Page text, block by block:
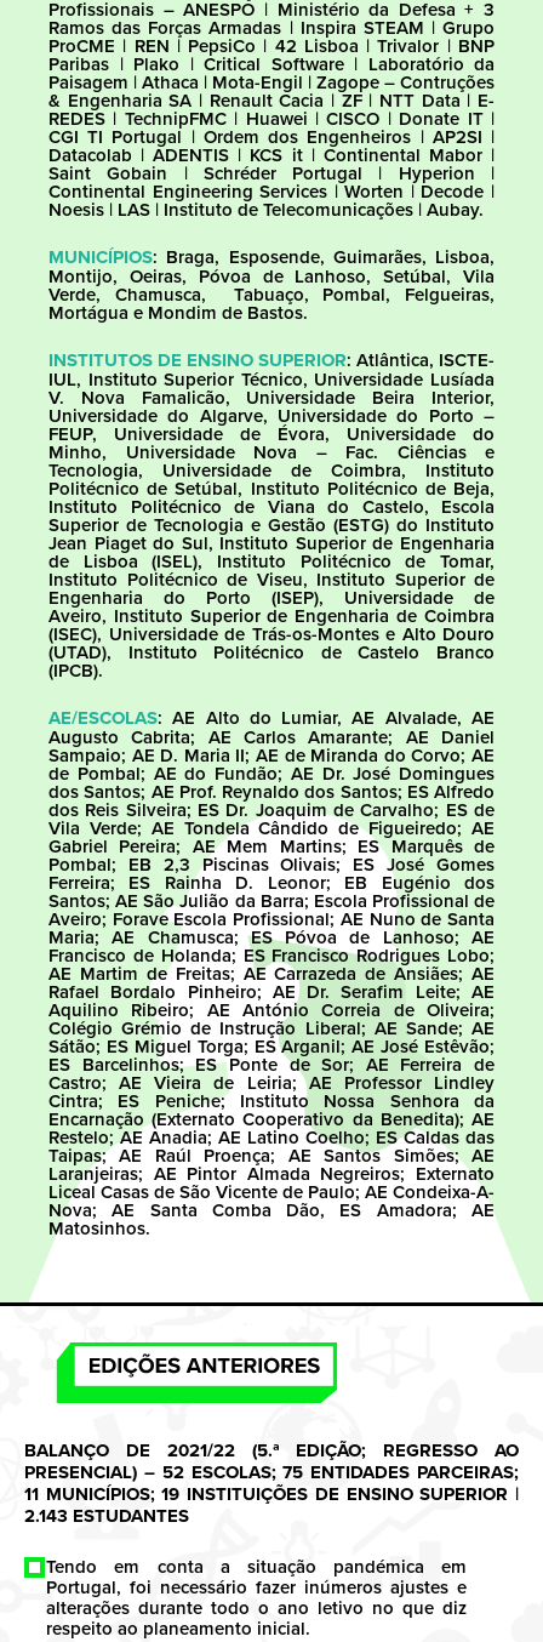
Profissionais – ANESPO | Ministério da Defesa + 3
Ramos das Forças Armadas | Inspira STEAM | Grupo
ProCME | REN | PepsiCo | 42 Lisboa | Trivalor | BNP
Paribas | Plako | Critical Software | Laboratório da
Paisagem | Athaca | Mota-Engil | Zagope – Contruções
& Engenharia SA | Renault Cacia | ZF | NTT Data | E-
REDES | TechnipFMC | Huawei | CISCO | Donate IT |
CGI TI Portugal | Ordem dos Engenheiros | AP2SI |
Datacolab | ADENTIS | KCS it | Continental Mabor |
Saint Gobain | Schréder Portugal | Hyperion |
Continental Engineering Services | Worten | Decode |
Noesis | LAS | Instituto de Telecomunicações | Aubay.
MUNICÍPIOS: Braga, Esposende, Guimarães, Lisboa,
Montijo, Oeiras, Póvoa de Lanhoso, Setúbal, Vila
Verde, Chamusca, Tabuaço, Pombal, Felgueiras,
Mortágua e Mondim de Bastos.
INSTITUTOS DE ENSINO SUPERIOR: Atlântica, ISCTE-
IUL, Instituto Superior Técnico, Universidade Lusíada
V. Nova Famalicão, Universidade Beira Interior,
Universidade do Algarve, Universidade do Porto –
FEUP, Universidade de Évora, Universidade do
Minho, Universidade Nova – Fac. Ciências e
Tecnologia, Universidade de Coimbra, Instituto
Politécnico de Setúbal, Instituto Politécnico de Beja,
Instituto Politécnico de Viana do Castelo, Escola
Superior de Tecnologia e Gestão (ESTG) do Instituto
Jean Piaget do Sul, Instituto Superior de Engenharia
de Lisboa (ISEL), Instituto Politécnico de Tomar,
Instituto Politécnico de Viseu, Instituto Superior de
Engenharia do Porto (ISEP), Universidade de
Aveiro, Instituto Superior de Engenharia de Coimbra
(ISEC), Universidade de Trás-os-Montes e Alto Douro
(UTAD), Instituto Politécnico de Castelo Branco
(IPCB).
AE/ESCOLAS: AE Alto do Lumiar, AE Alvalade, AE
Augusto Cabrita; AE Carlos Amarante; AE Daniel
Sampaio; AE D. Maria II; AE de Miranda do Corvo; AE
de Pombal; AE do Fundão; AE Dr. José Domingues
dos Santos; AE Prof. Reynaldo dos Santos; ES Alfredo
dos Reis Silveira; ES Dr. Joaquim de Carvalho; ES de
Vila Verde; AE Tondela Cândido de Figueiredo; AE
Gabriel Pereira; AE Mem Martins; ES Marquês de
Pombal; EB 2,3 Piscinas Olivais; ES José Gomes
Ferreira; ES Rainha D. Leonor; EB Eugénio dos
Santos; AE São Julião da Barra; Escola Profissional de
Aveiro; Forave Escola Profissional; AE Nuno de Santa
Maria; AE Chamusca; ES Póvoa de Lanhoso; AE
Francisco de Holanda; ES Francisco Rodrigues Lobo;
AE Martim de Freitas; AE Carrazeda de Ansiães; AE
Rafael Bordalo Pinheiro; AE Dr. Serafim Leite; AE
Aquilino Ribeiro; AE António Correia de Oliveira;
Colégio Grémio de Instrução Liberal; AE Sande; AE
Sátão; ES Miguel Torga; ES Arganil; AE José Estêvão;
ES Barcelinhos; ES Ponte de Sor; AE Ferreira de
Castro; AE Vieira de Leiria; AE Professor Lindley
Cintra; ES Peniche; Instituto Nossa Senhora da
Encarnação (Externato Cooperativo da Benedita); AE
Restelo; AE Anadia; AE Latino Coelho; ES Caldas das
Taipas; AE Raúl Proença; AE Santos Simões; AE
Laranjeiras; AE Pintor Almada Negreiros; Externato
Liceal Casas de São Vicente de Paulo; AE Condeixa-A-
Nova; AE Santa Comba Dão, ES Amadora; AE
Matosinhos.
BALANÇO DE 2021/22 (5.ª EDIÇÃO; REGRESSO AO
PRESENCIAL) – 52 ESCOLAS; 75 ENTIDADES PARCEIRAS;
11 MUNICÍPIOS; 19 INSTITUIÇÕES DE ENSINO SUPERIOR |
2.143 ESTUDANTES
Tendo em conta a situação pandémica em
Portugal, foi necessário fazer inúmeros ajustes e
alterações durante todo o ano letivo no que diz
respeito ao planeamento inicial.